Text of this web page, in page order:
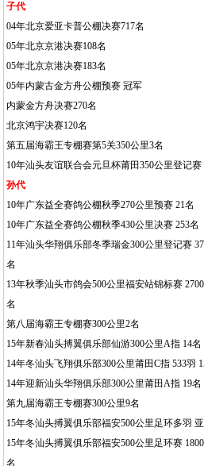
子代
04年北京爱亚卡普公棚决赛717名
05年北京京港决赛108名
05年北京京港决赛183名
05年内蒙古金方舟公棚预赛 冠军
内蒙金方舟决赛270名
北京鸿宇决赛120名
第五届海霸王专棚赛第5关350公里3名
10年汕头友谊联合会元旦杯莆田350公里登记赛
孙代
10年广东益全赛鸽公棚秋季270公里预赛 21名
10年广东益全赛鸽公棚秋季430公里决赛 253名
11年汕头华翔俱乐部冬季瑞金300公里登记赛
名
13年秋季汕头市鸽会500公里福安站锦标赛
名
第八届海霸王专棚赛300公里2名
15年新春汕头搏翼俱乐部仙游300公里A指 14名
14年冬汕头飞翔俱乐部300公里莆田C指 533羽
14年迎新汕头华翔俱乐部300公里莆田A指 19名
第九届海霸王专棚赛300公里9名
15年冬汕头搏翼俱乐部福安500公里足环多羽
15年冬汕头搏翼俱乐部福安500公里足环赛
名